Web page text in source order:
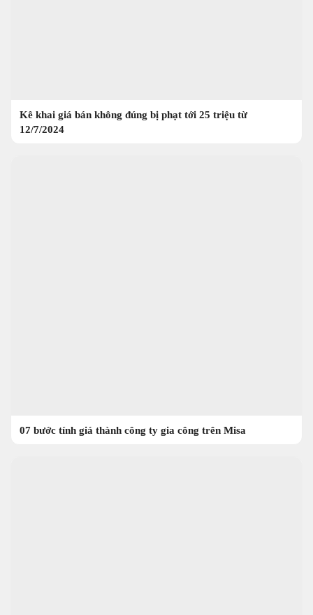
Kê khai giá bán không đúng bị phạt tới 25 triệu từ
12/7/2024
07 bước tính giá thành công ty gia công trên Misa